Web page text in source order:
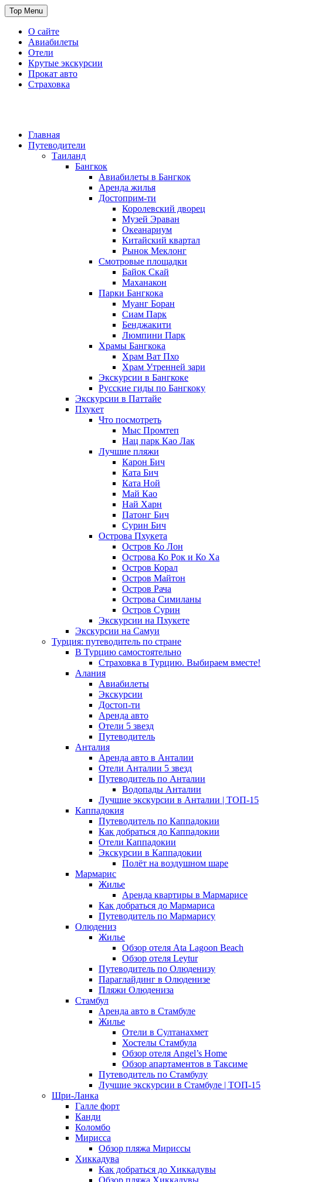
Skip
to
content
Top Menu
О сайте
Авиабилеты
Отели
Крутые экскурсии
Прокат авто
Страховка
Главная
Путеводители
Таиланд
Бангкок
Авиабилеты в Бангкок
Аренда жилья
Достоприм-ти
Королевский дворец
Музей Эраван
Океанариум
Китайский квартал
Рынок Меклонг
Смотровые площадки
Байок Скай
Маханакон
Парки Бангкока
Муанг Боран
Сиам Парк
Бенджакити
Люмпини Парк
Храмы Бангкока
Храм Ват Пхо
Храм Утренней зари
Экскурсии в Бангкоке
Русские гиды по Бангкоку
Экскурсии в Паттайе
Пхукет
Что посмотреть
Мыс Промтеп
Нац парк Као Лак
Лучшие пляжи
Карон Бич
Ката Бич
Ката Ной
Май Као
Най Харн
Патонг Бич
Сурин Бич
Острова Пхукета
Остров Ко Лон
Острова Ко Рок и Ко Ха
Остров Корал
Остров Майтон
Остров Рача
Острова Симиланы
Остров Сурин
Экскурсии на Пхукете
Экскурсии на Самуи
Турция: путеводитель по стране
В Турцию самостоятельно
Страховка в Турцию. Выбираем вместе!
Алания
Авиабилеты
Экскурсии
Достоп-ти
Аренда авто
Отели 5 звезд
Путеводитель
Анталия
Аренда авто в Анталии
Отели Анталии 5 звезд
Путеводитель по Анталии
Водопады Анталии
Лучшие экскурсии в Анталии | ТОП-15
Каппадокия
Путеводитель по Каппадокии
Как добраться до Каппадокии
Отели Каппадокии
Экскурсии в Каппадокии
Полёт на воздушном шаре
Мармарис
Жилье
Аренда квартиры в Мармарисе
Как добраться до Мармариса
Путеводитель по Мармарису
Олюдениз
Жилье
Обзор отеля Ata Lagoon Beach
Обзор отеля Leytur
Путеводитель по Олюденизу
Параглайдинг в Олюденизе
Пляжи Олюдениза
Стамбул
Аренда авто в Стамбуле
Жилье
Отели в Султанахмет
Хостелы Стамбула
Обзор отеля Angel’s Home
Обзор апартаментов в Таксиме
Путеводитель по Стамбулу
Лучшие экскурсии в Стамбуле | ТОП-15
Шри-Ланка
Галле форт
Канди
Коломбо
Мирисса
Обзор пляжа Мириссы
Хиккадува
Как добраться до Хиккадувы
Обзор пляжа Хиккадувы